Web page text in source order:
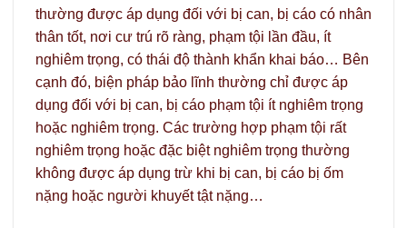
thường được áp dụng đối với bị can, bị cáo có nhân
thân tốt, nơi cư trú rõ ràng, phạm tội lần đầu, ít
nghiêm trọng, có thái độ thành khẩn khai báo… Bên
cạnh đó, biện pháp bảo lĩnh thường chỉ được áp
dụng đối với bị can, bị cáo phạm tội ít nghiêm trọng
hoặc nghiêm trọng. Các trường hợp phạm tội rất
nghiêm trọng hoặc đặc biệt nghiêm trọng thường
không được áp dụng trừ khi bị can, bị cáo bị ốm
nặng hoặc người khuyết tật nặng…